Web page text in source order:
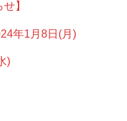
】
年1月8日(月)
)